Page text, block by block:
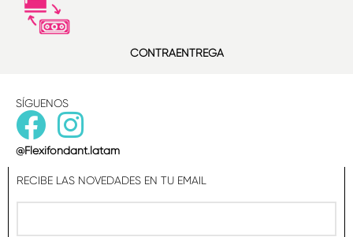
CONTRAENTREGA
SÍGUENOS
@Flexifondant.latam
RECIBE LAS NOVEDADES EN TU EMAIL